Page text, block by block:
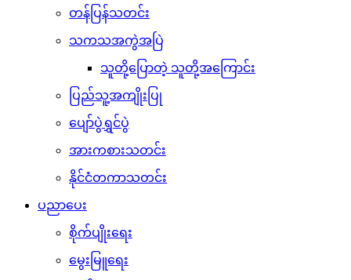
တန်ပြန်သတင်း
သကသအကွဲအပြဲ
သူတို့ပြောတဲ့ သူတို့အကြောင်း
ပြည်သူ့အကျိုးပြု
ပျော်ပွဲရွှင်ပွဲ
အားကစားသတင်း
နိုင်ငံတကာသတင်း
ပညာပေး
စိုက်ပျိုးရေး
မွေးမြူရေး